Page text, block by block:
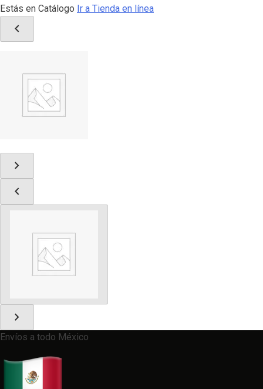
Estás en Catálogo Ir a Tienda en línea
chevron_left
chevron_right
chevron_left
chevron_right
Envíos a todo México